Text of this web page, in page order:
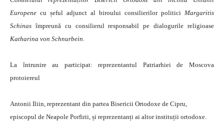
Europene cu șeful adjunct al biroului consilierilor politici Margaritis
Schinas împreună cu consilierul responsabil pe dialogurile religioase
Katharina von Schnurbein.
La întrunire au participat: reprezentantul Patriarhiei de Moscova
protoiereul
Antonii Iliin, reprezentant din partea Bisericii Ortodoxe de Cipru,
episcopul de Neapole Porfirii, și reprezentanți ai altor instituții ortodoxe.